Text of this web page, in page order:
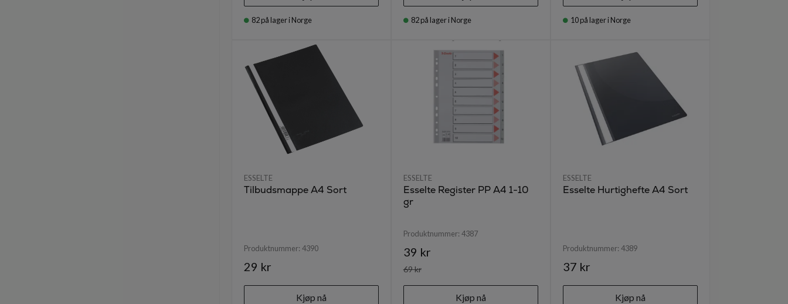
82 på lager i Norge 82 på lager i Norge 10på lager i Norge
ESSELTE
Tilbudsmappe A4 Sort
Produktnummer: 4390
29 kr
Kjøp nå
ESSELTE
Esselte Register PP A4 1-10
gr
Produktnummer: 4387
39 kr
69 kr
Kjøp nå
ESSELTE
Esselte Hurtighefte A4 Sort
Produktnummer: 4389
37 kr
Kjøp nå